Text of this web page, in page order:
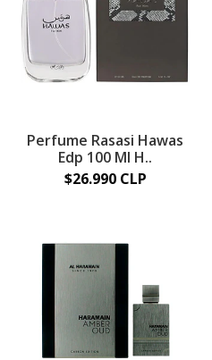
Perfume Rasasi Hawas
Edp 100 Ml H..
$26.990 CLP